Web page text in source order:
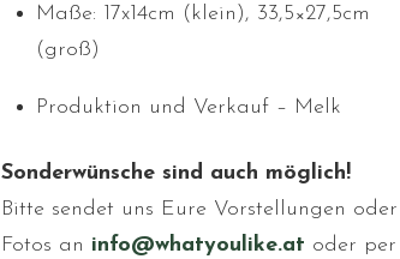
Maße: 17x14cm (klein), 33,5×27,5cm
(groß)
Produktion und Verkauf – Melk
Sonderwünsche sind auch möglich!
Bitte sendet uns Eure Vorstellungen oder
Fotos an info@whatyoulike.at oder per